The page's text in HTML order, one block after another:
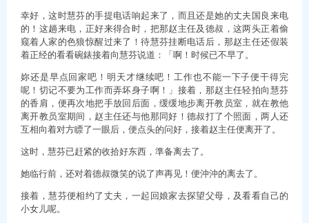
幸好，这时慧芬的手提电话响起来了，而且还是她的丈夫国良来电
的！这趟来电，正好来得合时，把那赵主任及德叔，这两头正着偷
窥着人家的色狼惊醒过来了！待慧芬挂断电话后，那赵主任还假装
着正经的看看碗錶接着向慧芬说道：「啊！时候已不早了。
妳还是早点回家吧！明天才继续吧！工作也不能一下子便干得完
呢！切记不要为工作而弄坏身子啊！」接着，那赵主任轻拍向慧芬
的香肩，便再次地把手放回后面，缓缓地步离开教员室，就在教他
离开教员室期间，赵主任还与他那同好！德叔打了个照面，两人还
互相向着对方瞟了一眼后，便点头的问好，接着赵主任便离开了。
这时，慧芬已赶紧的收拾好东西，準备离去了。
她临行前，还对着德叔微笑的说了声再见！便沖沖的离去了。
接着，慧芬便相约了丈夫，一起回娘家去探望父母，及看看自己的
小女儿呢。